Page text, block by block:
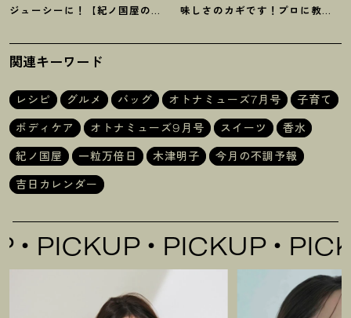
ジューシーに ！
【紀ノ国屋のつ
シピ
味しさのカギです ！ プロに教わ
関連キーワード
レシピ グルメ バッグ オトナミューズ7月号
子育て
ボディケア
オトナミューズ9月号 スイーツ
香水
紀ノ国屋
一粒万倍日 木津明子
今月の不調予報
吉日カレンダー
PICKUP PICKUP